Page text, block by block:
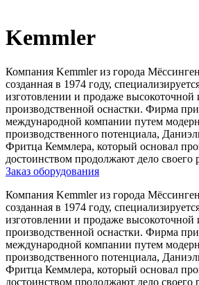
Kemmler
Компания Kemmler из города
созданная в 1974 году,
изготовлении и продаже
производственной оснастки. Фирма
международной компании путем
производственного потенциала,
Фритца Кеммлера, который основал
достоинством продолжают дело своего
Заказ оборудования
Компания Kemmler из города
созданная в 1974 году,
изготовлении и продаже
производственной оснастки. Фирма
международной компании путем
производственного потенциала,
Фритца Кеммлера, который основал
достоинством продолжают дело своего